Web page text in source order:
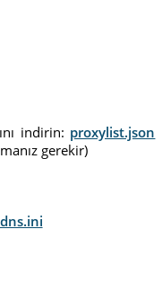
indirin: proxylist.json
gerekir)
dns.ini